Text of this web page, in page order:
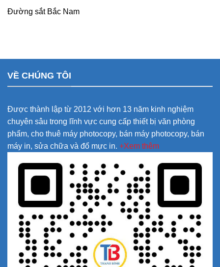
Đường sắt Bắc Nam
VỀ CHÚNG TÔI
Được thành lập từ 2012 với hơn 13 năm kinh nghiệm
chuyên sâu trong lĩnh vực cung cấp thiết bị văn phòng
phẩm, cho thuê máy photocopy, bán máy photocopy, bán
máy in, sửa chữa và đổ mực in. +Xem thêm